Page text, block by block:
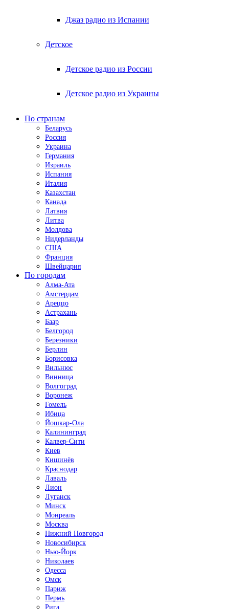
Джаз радио из Испании
Детское
Детское радио из России
Детское радио из Украины
По странам
Беларусь
Россия
Украина
Германия
Израиль
Испания
Италия
Казахстан
Канада
Латвия
Литва
Молдова
Нидерланды
США
Франция
Швейцария
По городам
Алма-Ата
Амстердам
Ареццо
Астрахань
Баар
Белгород
Березники
Берлин
Борисовка
Вильнюс
Винница
Волгоград
Воронеж
Гомель
Ибица
Йошкар-Ола
Калининград
Калвер-Сити
Киев
Кишинёв
Краснодар
Лаваль
Лион
Луганск
Минск
Монреаль
Москва
Нижний Новгород
Новосибирск
Нью-Йорк
Николаев
Одесса
Омск
Париж
Пермь
Рига